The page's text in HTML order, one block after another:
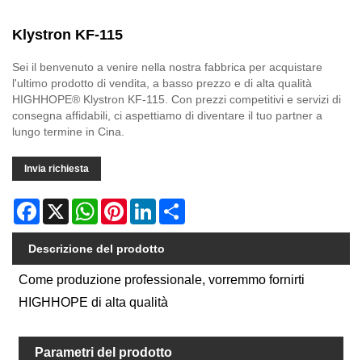
Klystron KF-115
Sei il benvenuto a venire nella nostra fabbrica per acquistare
l'ultimo prodotto di vendita, a basso prezzo e di alta qualità
HIGHHOPE® Klystron KF-115. Con prezzi competitivi e servizi di
consegna affidabili, ci aspettiamo di diventare il tuo partner a
lungo termine in Cina.
Invia richiesta
Facebook
X WhatsAppPinterestLinkedIn
Descrizione del prodotto
Come produzione professionale, vorremmo fornirti
HIGHHOPE di alta qualità
Parametri del prodotto